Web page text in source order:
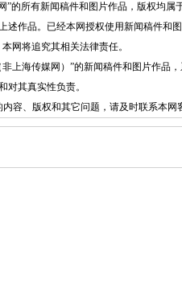
”的所有新闻稿件和图片作品，版权均
述作品。已经本网授权使用新闻稿件和
网将追究其相关法律责任。
上海传媒网）”的新闻稿件和图片作品
对其真实性负责。
容、版权和其它问题，请及时联系本网